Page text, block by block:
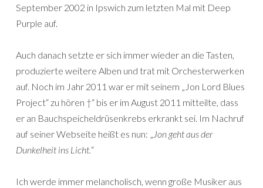
September 2002 in Ipswich zum letzten Mal mit Deep
Purple auf.
Auch danach setzte er sich immer wieder an die Tasten,
produzierte weitere Alben und trat mit Orchesterwerken
auf. Noch im Jahr 2011 war er mit seinem „Jon Lord Blues
Project“ zu hören †“ bis er im August 2011 mitteilte, dass
er an Bauchspeicheldrüsenkrebs erkrankt sei. Im Nachruf
auf seiner Webseite heißt es nun: „ Jon geht aus der
Dunkelheit ins Licht.“
Ich werde immer melancholisch, wenn große Musiker aus